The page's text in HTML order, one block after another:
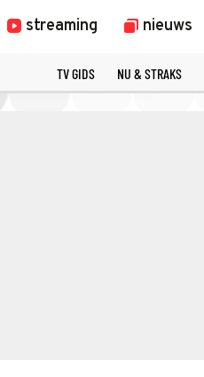
streaming nieuws
TV GIDS NU & STRAKS